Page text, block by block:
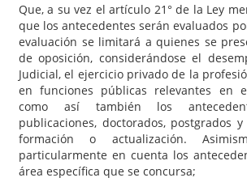
Que, a su vez el artículo 21° de la Ley
que los antecedentes serán evaluados
evaluación se limitará a quienes se
de oposición, considerándose el
Judicial, el ejercicio privado de la
en funciones públicas relevantes en
como así también los
publicaciones, doctorados, postgrados
formación o actualización.
particularmente en cuenta los
área específica que se concursa;